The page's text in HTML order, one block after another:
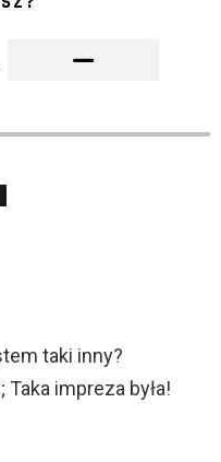
taki inny?
impreza była!